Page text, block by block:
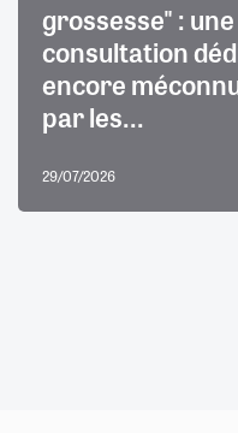
grossesse" : une
consultation
encore
par les...
29/07/2026